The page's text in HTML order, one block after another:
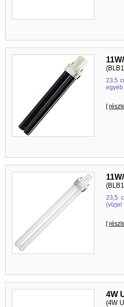
23,5
[
23,5
(vízjel
[
4W
(4W